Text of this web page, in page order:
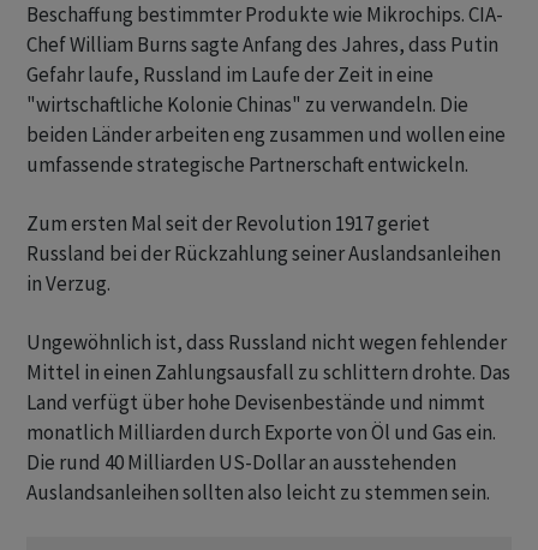
Beschaffung bestimmter Produkte wie Mikrochips. CIA-
Chef William Burns sagte Anfang des Jahres, dass Putin
Gefahr laufe, Russland im Laufe der Zeit in eine
"wirtschaftliche Kolonie Chinas" zu verwandeln. Die
beiden Länder arbeiten eng zusammen und wollen eine
umfassende strategische Partnerschaft entwickeln.
Zum ersten Mal seit der Revolution 1917 geriet
Russland bei der Rückzahlung seiner Auslandsanleihen
in Verzug.
Ungewöhnlich ist, dass Russland nicht wegen fehlender
Mittel in einen Zahlungsausfall zu schlittern drohte. Das
Land verfügt über hohe Devisenbestände und nimmt
monatlich Milliarden durch Exporte von Öl und Gas ein.
Die rund 40 Milliarden US-Dollar an ausstehenden
Auslandsanleihen sollten also leicht zu stemmen sein.